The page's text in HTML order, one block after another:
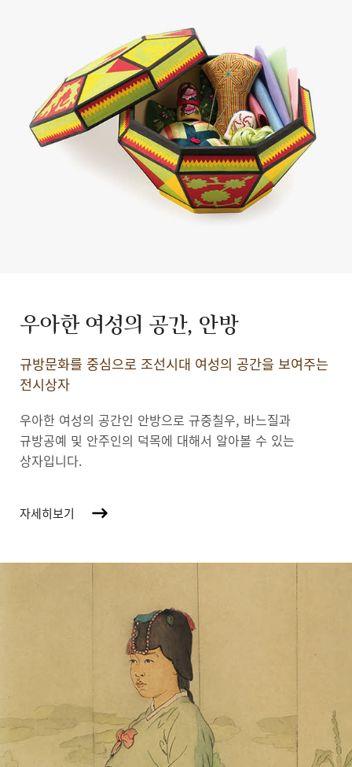
우아한 여성의 공간, 안방
규방문화를 중심으로 조선시대 여성의 공간을 보여주는
전시상자
우아한 여성의 공간인 안방으로 규중칠우, 바느질과
규방공예 및 안주인의 덕목에 대해서 알아볼 수 있는
상자입니다.
자세히보기